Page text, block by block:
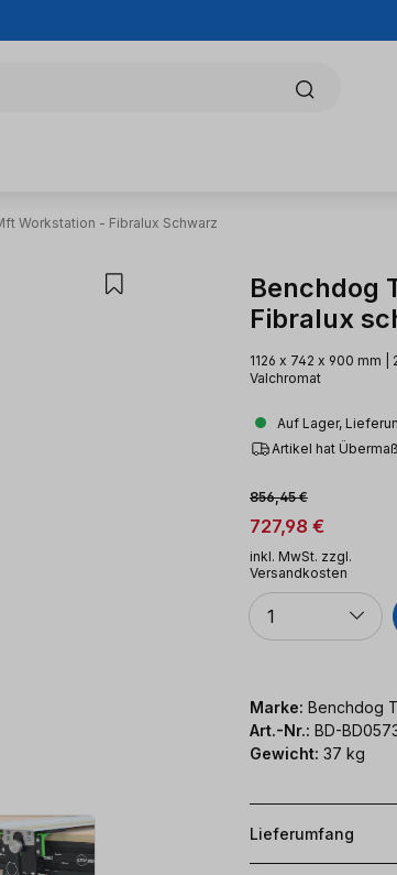
Workstation - Fibralux Schwarz
Benchdog
Fibralux
1126 x 742 x 900 mm
Valchromat
Auf Lager,
Artikel hat
Verkaufspreis:
727,98 €
Regulärer Preis:
856,45 €
inkl. MwSt. zzgl.
Versandkosten
Anzahl
1
Marke: Benchdog
Art.-Nr.: BD-
Gewicht: 37 kg
Lieferumfang